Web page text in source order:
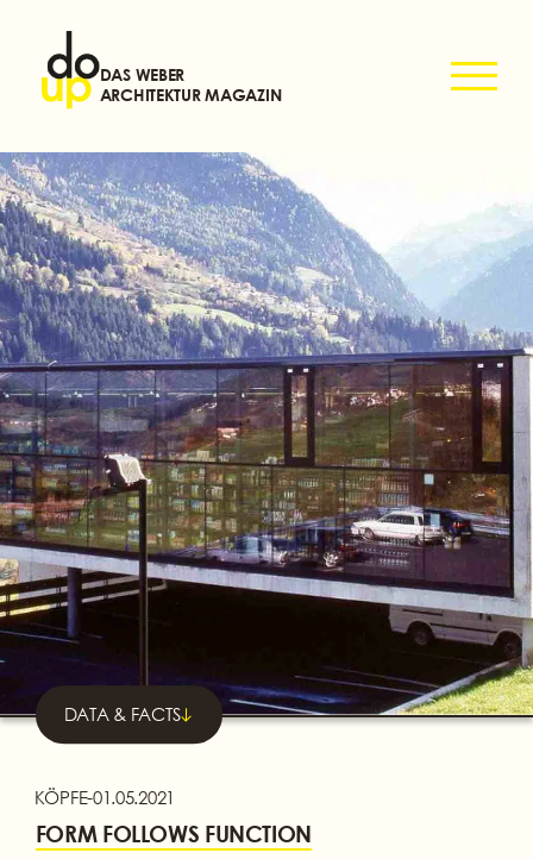
DAS WEBER
ARCHITEKTUR MAGAZIN
DATA & FACTS
KÖPFE-01.05.2021
FORM FOLLOWS FUNCTION